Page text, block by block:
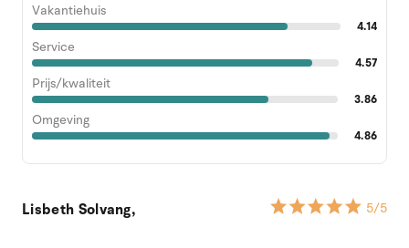
Vakantiehuis
4.14
Service
4.57
Prijs/kwaliteit
3.86
Omgeving
4.86
Lisbeth Solvang, 5/5